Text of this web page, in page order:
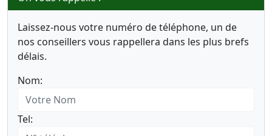
Laissez-nous votre numéro de téléphone, un de
nos conseillers vous rappellera dans les plus brefs
délais.
Nom:
Tel: